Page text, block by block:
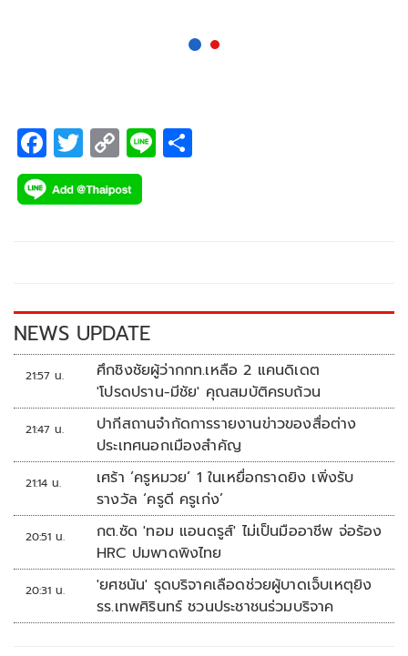
F
ac
e
k
T
wi
tt
C
o
p
k
Li
NEWS UPDATE
21:57 น.
ศึกชิงชัยผู้ว่ากกท.เหลือ 2 แคนดิเดต
'โปรดปราน-มีชัย' คุณสมบัติครบถ้วน
21:47 น.
ปากีสถานจำกัดการรายงานข่าวของสื่อต่าง
ประเทศนอกเมืองสำคัญ
21:14 น.
เศร้า ‘ครูหมวย’ 1 ในเหยื่อกราดยิง เพิ่งรับ
รางวัล ‘ครูดี ครูเก่ง’
20:51 น.
กต.ซัด 'ทอม แอนดรูส์' ไม่เป็นมืออาชีพ จ่อร้อง
HRC ปมพาดพิงไทย
20:31 น.
'ยศชนัน' รุดบริจาคเลือดช่วยผู้บาดเจ็บเหตุยิง
รร.เทพศิรินทร์ ชวนประชาชนร่วมบริจาค